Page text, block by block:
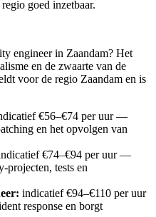
goed inzetbaar.
engineer in Zaandam? Het
en de zwaarte van de
voor de regio Zaandam en is
€56–€74 per uur —
en het opvolgen van
€74–€94 per uur —
projecten, tests en
indicatief €94–€110 per uur
response en borgt